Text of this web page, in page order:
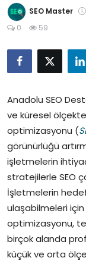
SEO
Yerel SEO
Kurumsal
Hakkımızda
Bize Ulaşın
SEO Master
0
59
Anadolu SEO
ve küresel
optimizasyonu (
görünürlüğü
işletmelerin
stratejilerle SEO
İşletmelerin
ulaşabilmeleri
optimizasyonu,
birçok alanda
küçük ve orta